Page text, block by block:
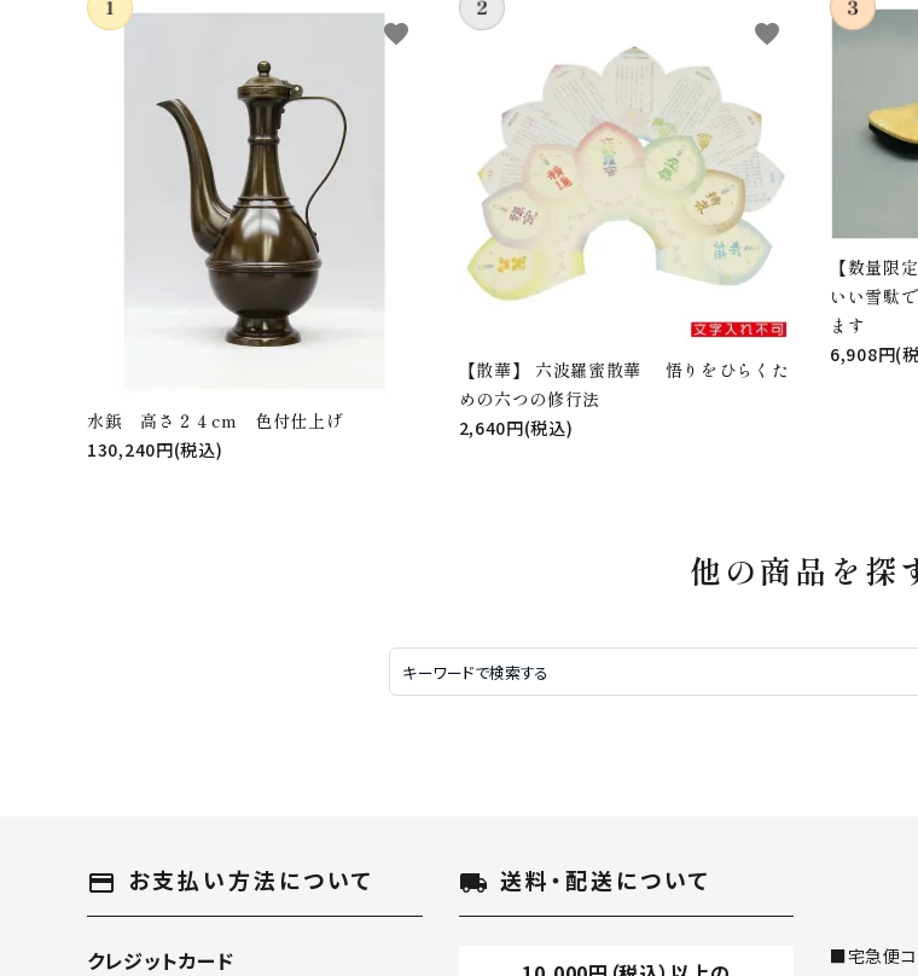
水鋲 高さ２４cm 色付仕上げ
130,240円(税込)
favorite
【散華】 六波羅蜜散華 悟りをひらくた
めの六つの修行法
2,640円(税込)
favorite
【数量限
いい雪駄
ます
6,908円(
他の商品を探
payment お支払い方法について
クレジットカード
local_shipping 送料・配送について
■宅急便